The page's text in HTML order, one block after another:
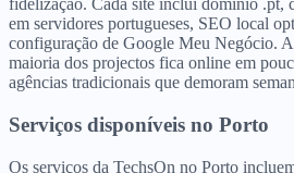
fidelização. Cada site inclui domínio .pt,
em servidores portugueses, SEO local
configuração de Google Meu Negócio.
maioria dos projectos fica online em
agências tradicionais que demoram
Serviços disponíveis no Porto
Os serviços da TechsOn no Porto